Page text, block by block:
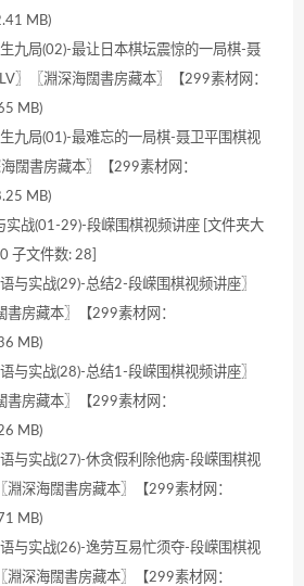
MB)
局(02)-最让日本棋坛震惊的一局棋-聂
〗〖淵深海闊書房藏本〗【299素材网：
MB)
局(01)-最难忘的一局棋-聂卫平围棋视
闊書房藏本〗【299素材网：
MB)
战(01-29)-段嵘围棋视频讲座 [文件夹大
子文件数: 28]
实战(29)-总结2-段嵘围棋视频讲座〗
書房藏本〗【299素材网：
MB)
实战(28)-总结1-段嵘围棋视频讲座〗
書房藏本〗【299素材网：
MB)
实战(27)-休贪假利除他病-段嵘围棋视
淵深海闊書房藏本〗【299素材网：
MB)
实战(26)-逸劳互易忙须夺-段嵘围棋视
淵深海闊書房藏本〗【299素材网：